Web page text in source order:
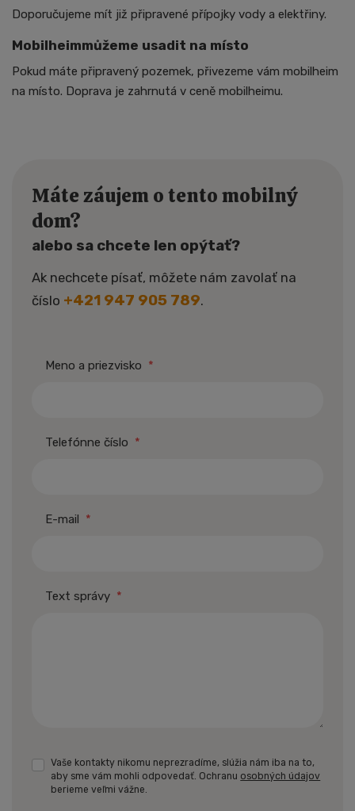
Doporučujeme mít již připravené přípojky vody a elektřiny.
Mobilheimmůžeme usadit na místo
Pokud máte připravený pozemek, přivezeme vám mobilheim
na místo. Doprava je zahrnutá v ceně mobilheimu.
Máte záujem o tento mobilný
dom?
alebo sa chcete len opýtať?
Ak nechcete písať, môžete nám zavolať na
číslo +421 947 905 789.
Meno a priezvisko *
Telefónne číslo *
E-mail *
Text správy *
Vaše kontakty nikomu neprezradíme, slúžia nám iba na to,
aby sme vám mohli odpovedať. Ochranu osobných údajov
berieme veľmi vážne.